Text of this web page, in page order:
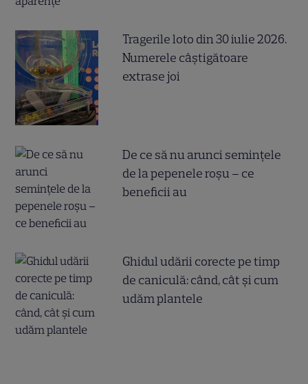
Tragerile loto din 30 iulie 2026.
Numerele câştigătoare
extrase joi
De ce să nu arunci semințele
de la pepenele roșu – ce
beneficii au
Ghidul udării corecte pe timp
de caniculă: când, cât şi cum
udăm plantele